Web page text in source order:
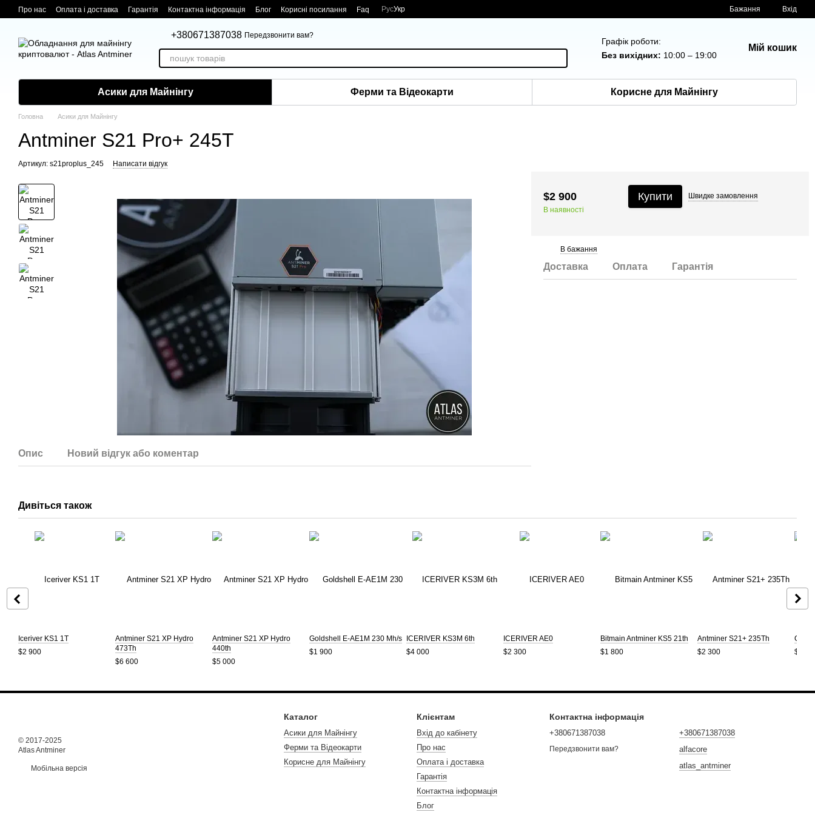
Перейти до основного контенту
Про нас Оплата і доставка Гарантія Контактна інформація Блог Корисні посилання Faq РусУкр Бажання Вхід
+380671387038 Передзвонити вам?
Графік роботи:
Без вихідних: 10:00 – 19:00
Мій кошик
Асики для Майнінгу Ферми та Відеокарти Корисне для Майнінгу
Головна Асики для Майнінгу
Antminer S21 Pro+ 245T
Артикул: s21proplus_245 Написати відгук
Опис Новий відгук або коментар
$2 900
В наявності
Купити Швидке замовлення
В бажання
Доставка Оплата Гарантія
Дивіться також
Iceriver KS1 1T
$2 900
Antminer S21 XP Hydro
473Th
$6 600
Antminer S21 XP Hydro
440th
$5 000
Goldshell E-AE1M 230 Mh/s
$1 900
ICERIVER KS3M 6th
$4 000
ICERIVER AE0
$2 300
Bitmain Antminer KS5 21th
$1 800
Antminer S21+ 235Th
$2 300
$1
© 2017-2025
Atlas Antminer
Мобільна версія
Каталог
Асики для Майнінгу
Ферми та Відеокарти
Корисне для Майнінгу
Клієнтам
Вхід до кабінету
Про нас
Оплата і доставка
Гарантія
Контактна інформація
Блог
Контактна інформація
+380671387038
Передзвонити вам?
+380671387038
alfacore
atlas_antminer